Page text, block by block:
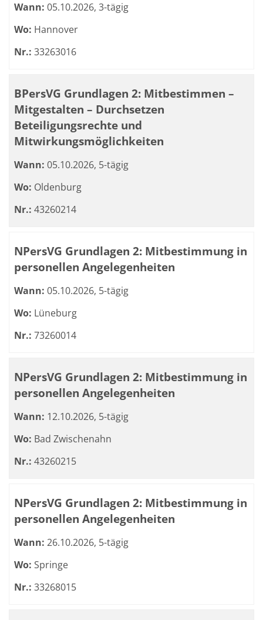
Wann: 05.10.2026, 3-tägig
Wo: Hannover
Nr.: 33263016
BPersVG Grundlagen 2: Mitbestimmen –
Mitgestalten – Durchsetzen
Beteiligungsrechte und
Mitwirkungsmöglichkeiten
Wann: 05.10.2026, 5-tägig
Wo: Oldenburg
Nr.: 43260214
NPersVG Grundlagen 2: Mitbestimmung in
personellen Angelegenheiten
Wann: 05.10.2026, 5-tägig
Wo: Lüneburg
Nr.: 73260014
NPersVG Grundlagen 2: Mitbestimmung in
personellen Angelegenheiten
Wann: 12.10.2026, 5-tägig
Wo: Bad Zwischenahn
Nr.: 43260215
NPersVG Grundlagen 2: Mitbestimmung in
personellen Angelegenheiten
Wann: 26.10.2026, 5-tägig
Wo: Springe
Nr.: 33268015